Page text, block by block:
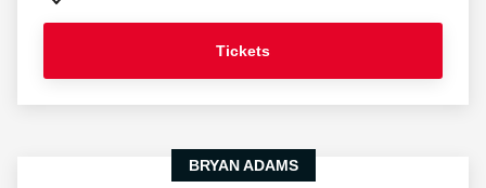
Tickets
BRYAN ADAMS